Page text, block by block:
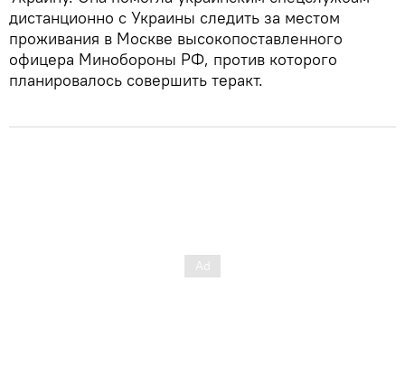
дистанционно с Украины следить за местом
проживания в Москве высокопоставленного
офицера Минобороны РФ, против которого
планировалось совершить теракт.